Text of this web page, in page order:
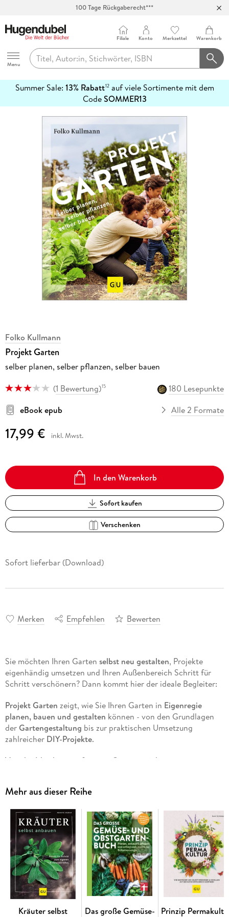
100 Tage Rückgaberecht***
Hugendubel
Menu
Filiale Konto Merkzettel Warenkorb
Summer Sale: 13% Rabatt12auf viele Sortimente mit dem
CodeSOMMER13
erfahren
Folko Kullmann
Projekt Garten
selber planen, selber pflanzen, selber bauen
(1 Bewertung)15
180 Lesepunkte
eBook epub
Alle 2 Formate
17,99 € inkl. Mwst.
In den Warenkorb
Sofort kaufen
Verschenken
Sofort lieferbar (Download)
Merken Empfehlen Bewerten
Sie möchten Ihren Garten selbst neu gestalten, Projekte
eigenhändig umsetzen und Ihren Außenbereich Schritt für
Schritt verschönern? Dann kommt hier der ideale Begleiter:
Projekt Garten zeigt, wie Sie Ihren Garten in Eigenregie
planen, bauen und gestalten können - von den Grundlagen
derGartengestaltung bis zur praktischen Umsetzung
zahlreicher DIY-Projekte.
Von der Idee bis zum fertigen Gartenprojekt
Das Buch begleitet Sie Schritt für Schritt durch
Anleitungen helfen dabei, auch größere Projekte
überschaubar und machbar anzugehen.
Das erwartet Sie:
fundierte Basics zur
Gartenplanungund
Gartengestaltung
viele praktischeDIY-Ideen für den Garten
Mehr aus dieser Reihe
Kräuter selbst
Das große Gemüse-
Prinzip